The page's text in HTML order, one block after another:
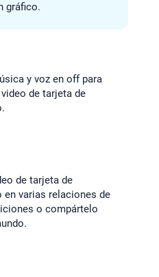
gráfico.
y voz en off para
de tarjeta de
de tarjeta de
en varias relaciones de
o compártelo